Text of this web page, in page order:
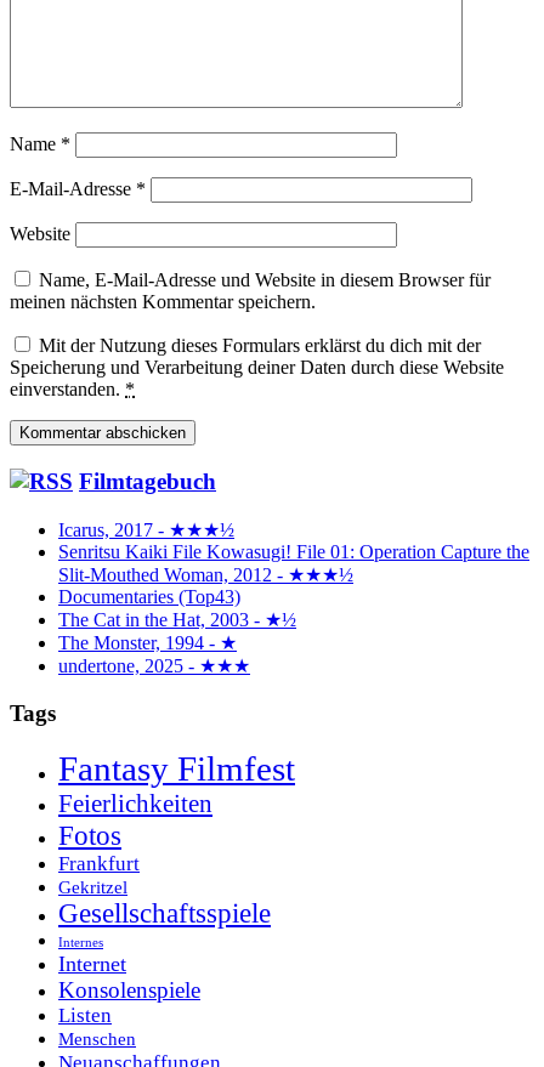
Name *
E-Mail-Adresse *
Website
Name, E-Mail-Adresse und Website in diesem Browser für
meinen nächsten Kommentar speichern.
Mit der Nutzung dieses Formulars erklärst du dich mit der
Speicherung und Verarbeitung deiner Daten durch diese Website
einverstanden. *
Filmtagebuch
Icarus, 2017 - ★★★½
Senritsu Kaiki File Kowasugi! File 01: Operation Capture the
Slit-Mouthed Woman, 2012 - ★★★½
Documentaries (Top43)
The Cat in the Hat, 2003 - ★½
The Monster, 1994 - ★
undertone, 2025 - ★★★
Tags
Fantasy Filmfest
Feierlichkeiten
Fotos
Frankfurt
Gekritzel
Gesellschaftsspiele
Internes
Internet
Konsolenspiele
Listen
Menschen